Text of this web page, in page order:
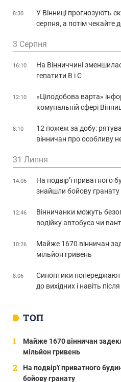
ТОП
Майже 1670 вінничан
мільйон гривень
На подвір'ї приватного
бойову гранату
8:30
У Вінниці прогнозують
серпня, а потім чекайте
3 Серпня
16:10
На Вінниччині
гепатити В і С
12:10
«Цілодобова варта»
комунальній сфері
8:10
12 пожеж за добу:
вінничан про особливу
31 Липня
14:06
На подвір’ї приватного
знайшли бойову гранату
12:46
Вінничанки можуть
водійку автобуса чи
10:26
Майже 1670 вінничан
мільйон гривень
8:06
Синоптики
до вихідних і навіть після